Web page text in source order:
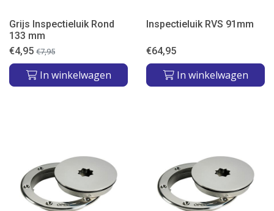
Grijs Inspectieluik Rond
133 mm
€4,95 €7,95
In winkelwagen
Inspectieluik RVS 91mm
€64,95
In winkelwagen